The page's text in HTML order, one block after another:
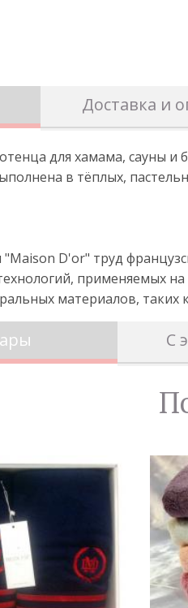
Доставка и
для хамама, сауны и
в тёплых,
D'or" труд
применяемых
материалов, таких
С